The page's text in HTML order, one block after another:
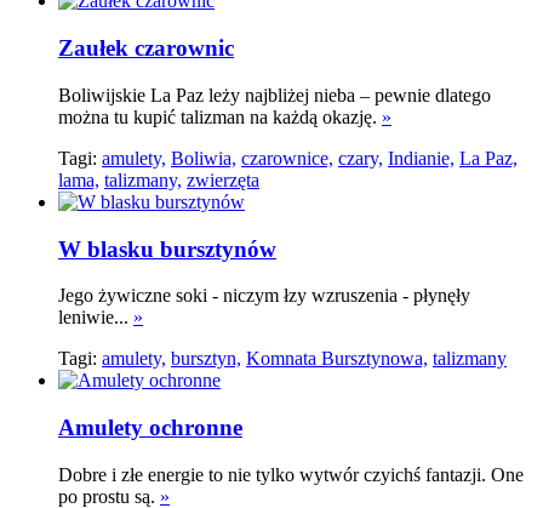
Zaułek czarownic
Boliwijskie La Paz leży najbliżej nieba – pewnie dlatego
można tu kupić talizman na każdą okazję. »
Tagi: amulety, Boliwia, czarownice, czary, Indianie, La Paz,
lama, talizmany, zwierzęta
W blasku bursztynów
Jego żywiczne soki - niczym łzy wzruszenia - płynęły
leniwie... »
Tagi: amulety, bursztyn, Komnata Bursztynowa, talizmany
Amulety ochronne
Dobre i złe energie to nie tylko wytwór czyichś fantazji. One
po prostu są. »